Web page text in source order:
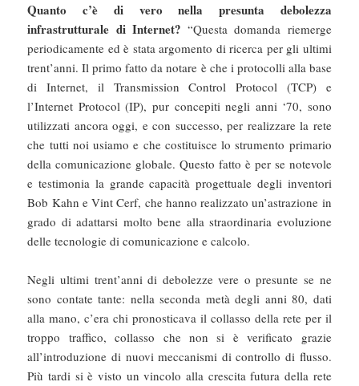
Quanto c’è di vero nella presunta debolezza
infrastrutturale di Internet? “Questa domanda riemerge
periodicamente ed è stata argomento di ricerca per gli ultimi
trent’anni. Il primo fatto da notare è che i protocolli alla base
di Internet, il Transmission Control Protocol (TCP) e
l’Internet Protocol (IP), pur concepiti negli anni ‘70, sono
utilizzati ancora oggi, e con successo, per realizzare la rete
che tutti noi usiamo e che costituisce lo strumento primario
della comunicazione globale. Questo fatto è per se notevole
e testimonia la grande capacità progettuale degli inventori
Bob Kahn e Vint Cerf, che hanno realizzato un’astrazione in
grado di adattarsi molto bene alla straordinaria evoluzione
delle tecnologie di comunicazione e calcolo.
Negli ultimi trent’anni di debolezze vere o presunte se ne
sono contate tante: nella seconda metà degli anni 80, dati
alla mano, c’era chi pronosticava il collasso della rete per il
troppo traffico, collasso che non si è verificato grazie
all’introduzione di nuovi meccanismi di controllo di flusso.
Più tardi si è visto un vincolo alla crescita futura della rete